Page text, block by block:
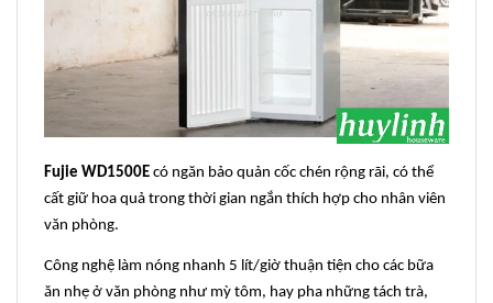
Fujie WD1500E có ngăn bảo quản cốc chén rộng rãi, có thể
cất giữ hoa quả trong thời gian ngắn thích hợp cho nhân viên
văn phòng.
Công nghệ làm nóng nhanh 5 lít/giờ thuận tiện cho các bữa
ăn nhẹ ở văn phòng như mỳ tôm, hay pha những tách trà,